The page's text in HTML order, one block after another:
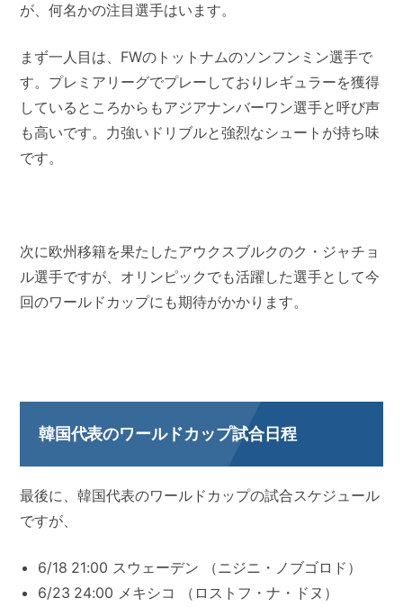
が、何名かの注目選手はいます。
まず一人目は、FWのトットナムのソンフンミン選手で
す。プレミアリーグでプレーしておりレギュラーを獲得
しているところからもアジアナンバーワン選手と呼び声
も高いです。力強いドリブルと強烈なシュートが持ち味
です。
次に欧州移籍を果たしたアウクスブルクのク・ジャチョ
ル選手ですが、オリンピックでも活躍した選手として今
回のワールドカップにも期待がかかります。
韓国代表のワールドカップ試合日程
最後に、韓国代表のワールドカップの試合スケジュール
ですが、
6/18 21:00 スウェーデン （ニジニ・ノブゴロド）
6/23 24:00 メキシコ （ロストフ・ナ・ドヌ）